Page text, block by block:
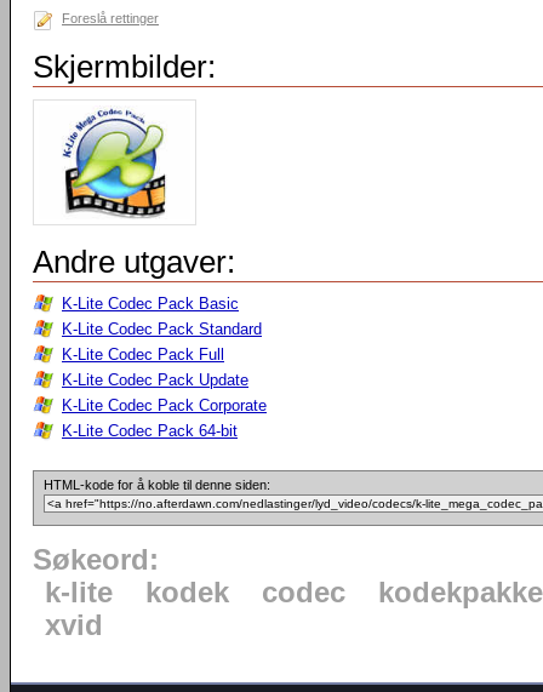
Foreslå rettinger
Skjermbilder:
Andre utgaver:
K-Lite Codec Pack Basic
K-Lite Codec Pack Standard
K-Lite Codec Pack Full
K-Lite Codec Pack Update
K-Lite Codec Pack Corporate
K-Lite Codec Pack 64-bit
HTML-kode for å koble til denne siden:
Søkeord:
k-lite
kodek codec
kodekpakke
xvid